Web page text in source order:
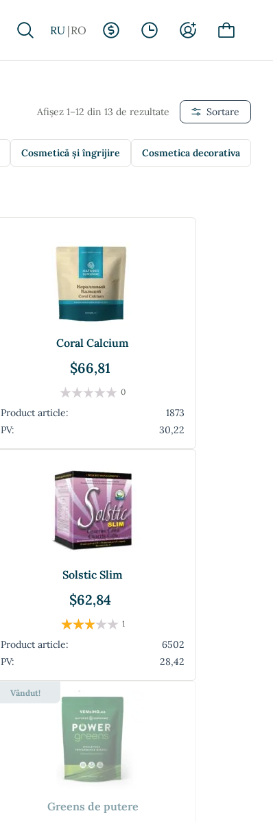
RU RO
Afișez 1–12 din 13 de rezultate Sortare
Cosmetică și îngrijire Cosmetica decorativa
Coral Calcium
$66,81
0
Product article:
1873
PV:
30,22
Solstic Slim
$62,84
1
Product article:
6502
PV:
28,42
Vândut!
Greens de putere